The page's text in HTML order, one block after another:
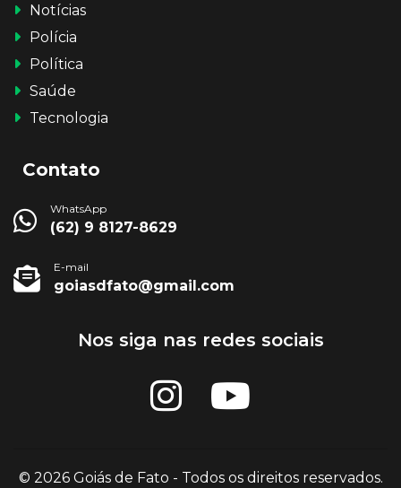
Notícias
Polícia
Política
Saúde
Tecnologia
Contato
WhatsApp
(62) 9 8127-8629
E-mail
goiasdfato@gmail.com
Nos siga nas redes sociais
© 2026 Goiás de Fato - Todos os direitos reservados.